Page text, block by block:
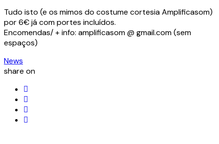
Tudo isto (e os mimos do costume cortesia Amplificasom)
por 6€ já com portes incluídos.
Encomendas/ + info: amplificasom @ gmail.com (sem
espaços)
News
share on